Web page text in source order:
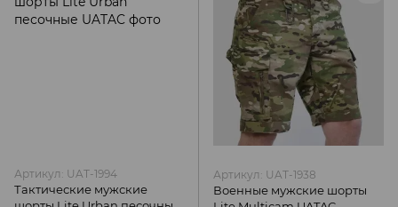
Артикул: UAT-1994
Тактические мужские
Артикул: UAT-1938
Военные мужские шорты